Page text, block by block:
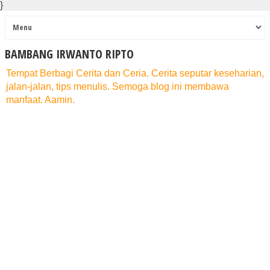
}
BAMBANG IRWANTO RIPTO
Tempat Berbagi Cerita dan Ceria. Cerita seputar keseharian,
jalan-jalan, tips menulis. Semoga blog ini membawa
manfaat. Aamin.